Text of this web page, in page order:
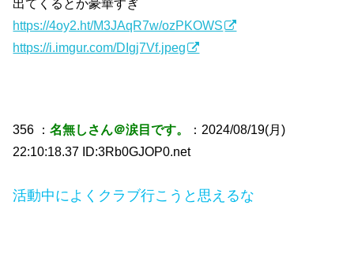
出てくるとか豪華すぎ
https://4oy2.ht/M3JAqR7w/ozPKOWS
https://i.imgur.com/DIgj7Vf.jpeg
356 ：名無しさん＠涙目です。
：2024/08/19(月)
22:10:18.37 ID:3Rb0GJOP0.net
活動中によくクラブ行こうと思えるな